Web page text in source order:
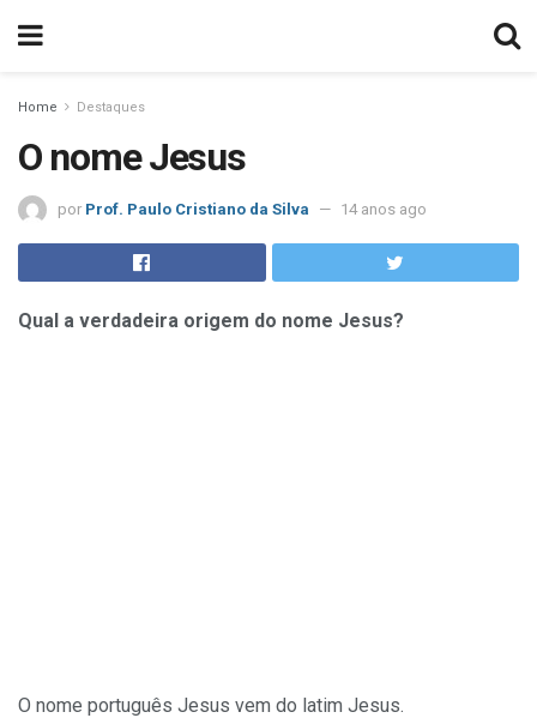
Home Destaques
O nome Jesus
por Prof. Paulo Cristiano da Silva 14 anos ago
Qual a verdadeira origem do nome Jesus?
O nome português Jesus vem do latim Jesus.